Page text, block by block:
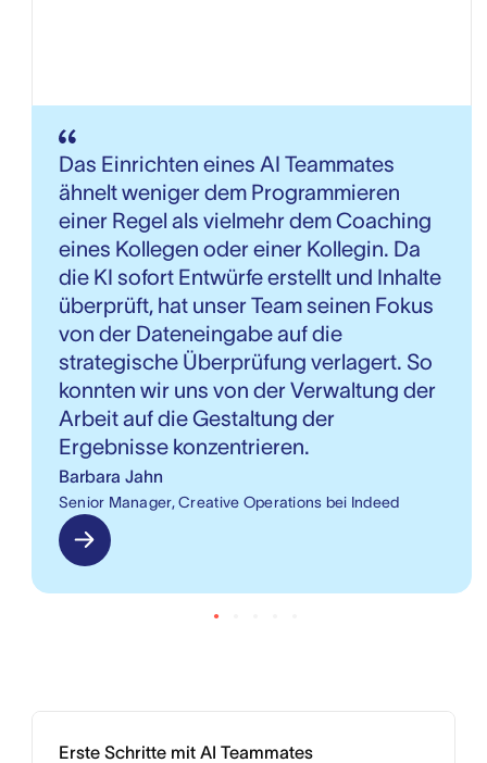
Das Einrichten eines AI Teammates
ähnelt weniger dem Programmieren
einer Regel als vielmehr dem Coaching
eines Kollegen oder einer Kollegin. Da
die KI sofort Entwürfe erstellt und Inhalte
überprüft, hat unser Team seinen Fokus
von der Dateneingabe auf die
strategische Überprüfung verlagert. So
konnten wir uns von der Verwaltung der
Arbeit auf die Gestaltung der
Ergebnisse konzentrieren.
Barbara Jahn
Senior Manager, Creative Operations bei Indeed
Erste Schritte mit AI Teammates